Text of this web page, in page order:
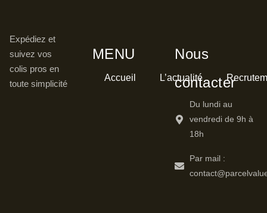
Expédiez et
suivez vos
colis pros en
toute simplicité
MENU
Accueil L’actualité
Nous
contacter
Du lundi au
vendredi de 9h à
18h
Par mail :